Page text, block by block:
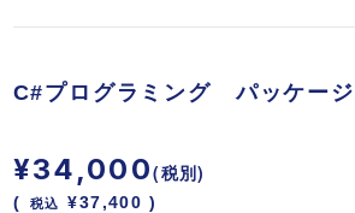
C#プログラミング パッケージ
¥34,000(税別)
( 税込 ¥37,400 )